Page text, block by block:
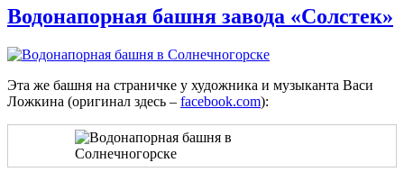
Водонапорная башня завода «Солстек»
Эта же башня на страничке у художника и музыканта Васи
Ложкина (оригинал здесь – facebook.com):